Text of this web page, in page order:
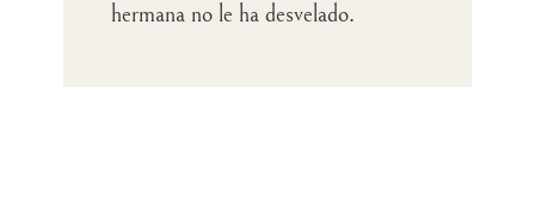
hermana no le ha desvelado.